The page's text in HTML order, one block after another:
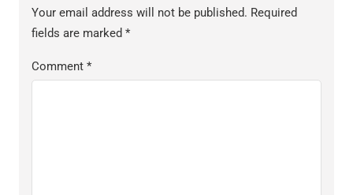
Your email address will not be published. Required
fields are marked *
Comment *